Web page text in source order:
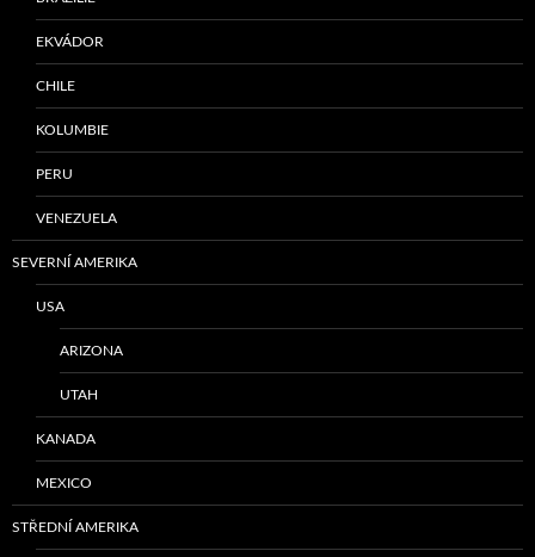
EKVÁDOR
CHILE
KOLUMBIE
PERU
VENEZUELA
SEVERNÍ AMERIKA
USA
ARIZONA
UTAH
KANADA
MEXICO
STŘEDNÍ AMERIKA